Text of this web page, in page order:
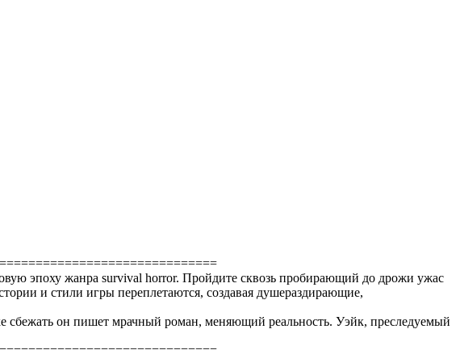
эпоху жанра survival horror. Пройдите сквозь пробирающий до дрожи ужас
и стили игры переплетаются, создавая душераздирающие,
он пишет мрачный роман, меняющий реальность. Уэйк, преследуемый